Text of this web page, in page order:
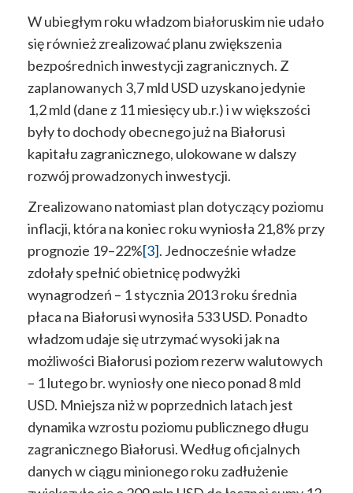
W ubiegłym roku władzom białoruskim nie udało
się również zrealizować planu zwiększenia
bezpośrednich inwestycji zagranicznych. Z
zaplanowanych 3,7 mld USD uzyskano jedynie
1,2 mld (dane z 11 miesięcy ub.r.) i w większości
były to dochody obecnego już na Białorusi
kapitału zagranicznego, ulokowane w dalszy
rozwój prowadzonych inwestycji.
Zrealizowano natomiast plan dotyczący poziomu
inflacji, która na koniec roku wyniosła 21,8% przy
prognozie 19–22%[3]. Jednocześnie władze
zdołały spełnić obietnicę podwyżki
wynagrodzeń – 1 stycznia 2013 roku średnia
płaca na Białorusi wynosiła 533 USD. Ponadto
władzom udaje się utrzymać wysoki jak na
możliwości Białorusi poziom rezerw walutowych
– 1 lutego br. wyniosły one nieco ponad 8 mld
USD. Mniejsza niż w poprzednich latach jest
dynamika wzrostu poziomu publicznego długu
zagranicznego Białorusi. Według oficjalnych
danych w ciągu minionego roku zadłużenie